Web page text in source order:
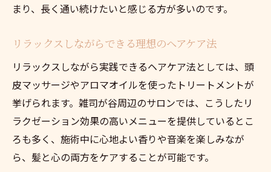
まり、長く通い続けたいと感じる方が多いのです。
リラックスしながらできる理想のヘアケア法
リラックスしながら実践できるヘアケア法としては、頭
皮マッサージやアロマオイルを使ったトリートメントが
挙げられます。雑司が谷周辺のサロンでは、こうしたリ
ラクゼーション効果の高いメニューを提供しているとこ
ろも多く、施術中に心地よい香りや音楽を楽しみなが
ら、髪と心の両方をケアすることが可能です。